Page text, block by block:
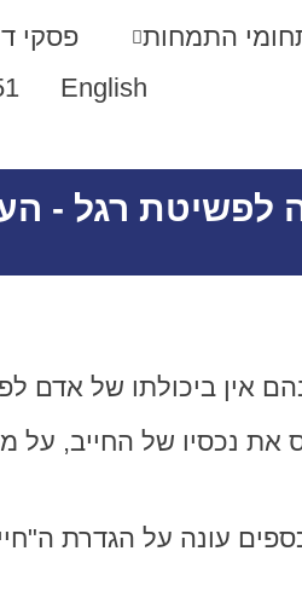
התמחות פסקי
English
רגל -
אין ביכולתו של אדם
את נכסיו של החייב,
עונה על הגדרת